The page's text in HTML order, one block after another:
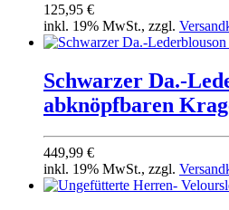
125,95 €
inkl. 19% MwSt., zzgl.
Schwarzer Da.-
abknöpfbaren
449,99 €
inkl. 19% MwSt., zzgl.